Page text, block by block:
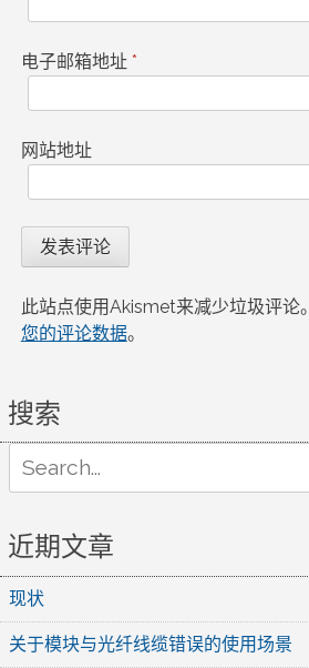
电子邮箱地址 *
网站地址
此站点使用Akismet来减少垃圾评论。
您的评论数据。
搜索
for:
近期文章
现状
关于模块与光纤线缆错误的使用场景